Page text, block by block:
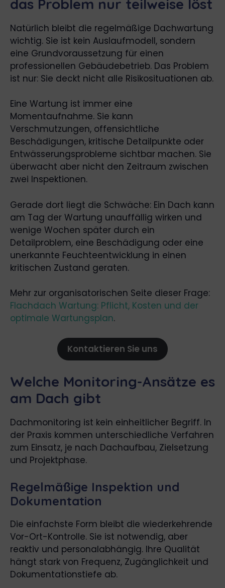
das Problem nur teilweise löst
Natürlich bleibt die regelmäßige Dachwartung
wichtig. Sie ist kein Auslaufmodell, sondern
eine Grundvoraussetzung für einen
professionellen Gebäudebetrieb. Das Problem
ist nur: Sie deckt nicht alle Risikosituationen ab.
Eine Wartung ist immer eine
Momentaufnahme. Sie kann
Verschmutzungen, offensichtliche
Beschädigungen, kritische Detailpunkte oder
Entwässerungsprobleme sichtbar machen. Sie
überwacht aber nicht den Zeitraum zwischen
zwei Inspektionen.
Gerade dort liegt die Schwäche: Ein Dach kann
am Tag der Wartung unauffällig wirken und
wenige Wochen später durch ein
Detailproblem, eine Beschädigung oder eine
unerkannte Feuchteentwicklung in einen
kritischen Zustand geraten.
Mehr zur organisatorischen Seite dieser Frage:
Flachdach Wartung: Pflicht, Kosten und der
optimale Wartungsplan.
Kontaktieren Sie uns
Welche Monitoring-Ansätze es
am Dach gibt
Dachmonitoring ist kein einheitlicher Begriff. In
der Praxis kommen unterschiedliche Verfahren
zum Einsatz, je nach Dachaufbau, Zielsetzung
und Projektphase.
Regelmäßige Inspektion und
Dokumentation
Die einfachste Form bleibt die wiederkehrende
Vor-Ort-Kontrolle. Sie ist notwendig, aber
reaktiv und personalabhängig. Ihre Qualität
hängt stark von Frequenz, Zugänglichkeit und
Dokumentationstiefe ab.